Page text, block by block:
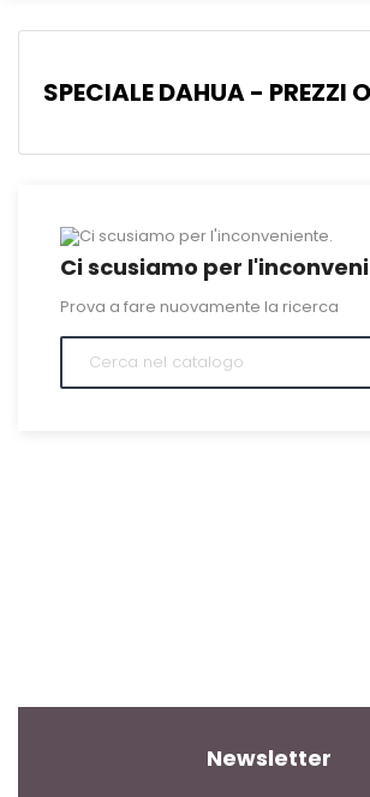
SPECIALE DAHUA - PREZZI
Ci scusiamo per
Prova a fare nuovamente la ricerca
Newsletter